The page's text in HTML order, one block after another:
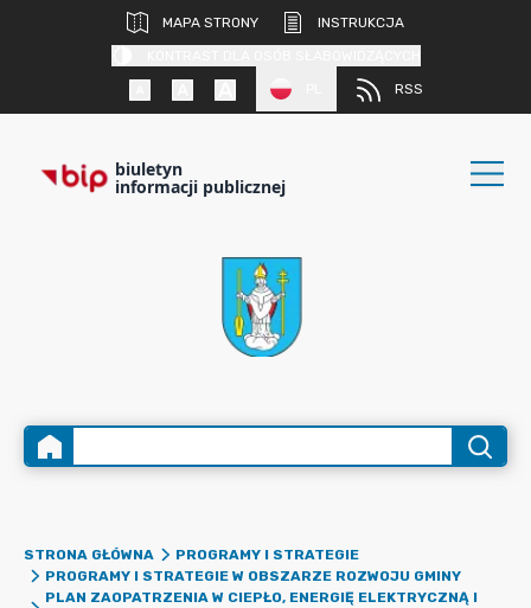
MAPA STRONY
INSTRUKCJA
RSS
biuletyn
informacji publicznej
STRONA GŁÓWNA
PROGRAMY I STRATEGIE
PROGRAMY I STRATEGIE W OBSZARZE ROZWOJU GMINY
PLAN ZAOPATRZENIA W CIEPŁO, ENERGIĘ ELEKTRYCZNĄ I